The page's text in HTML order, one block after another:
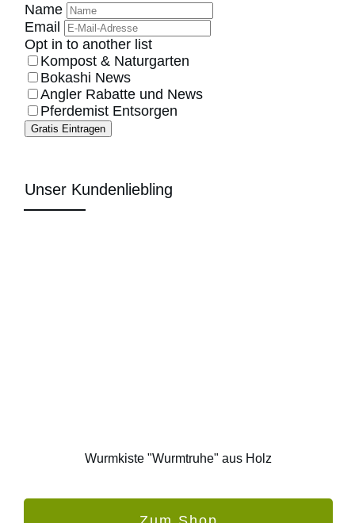
Name
Email
Opt in to another list
Kompost & Naturgarten
Bokashi News
Angler Rabatte und News
Pferdemist Entsorgen
Gratis Eintragen
Unser Kundenliebling
Wurmkiste "Wurmtruhe" aus Holz